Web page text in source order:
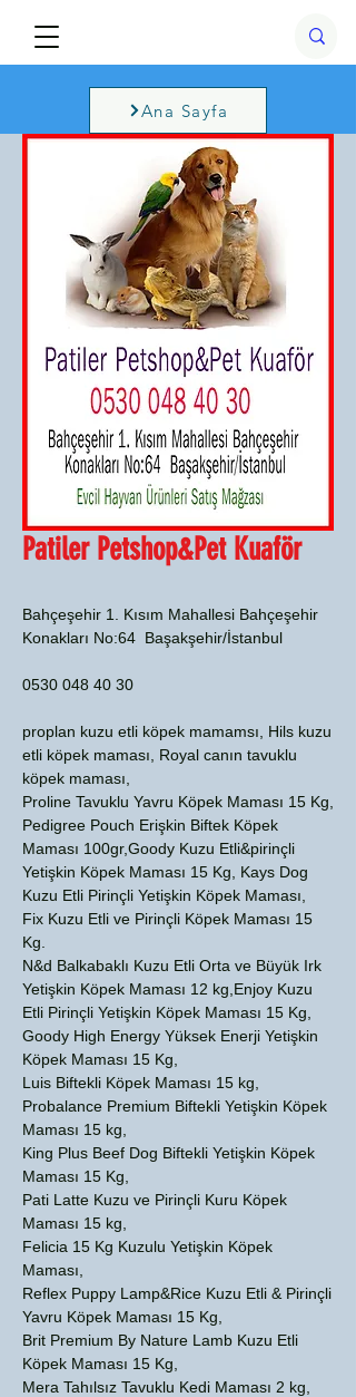
Ana Sayfa
Patiler Petshop&Pet Kuaför
Bahçeşehir 1. Kısım Mahallesi Bahçeşehir
Konakları No:64 Başakşehir/İstanbul
0530 048 40 30
proplan kuzu etli köpek mamamsı, Hils kuzu
etli köpek maması, Royal canın tavuklu
köpek maması,
Proline Tavuklu Yavru Köpek Maması 15 Kg,
Pedigree Pouch Erişkin Biftek Köpek
Maması 100gr,Goody Kuzu Etli&pirinçli
Yetişkin Köpek Maması 15 Kg, Kays Dog
Kuzu Etli Pirinçli Yetişkin Köpek Maması,
Fix Kuzu Etli ve Pirinçli Köpek Maması 15
Kg.
N&d Balkabaklı Kuzu Etli Orta ve Büyük Irk
Yetişkin Köpek Maması 12 kg,Enjoy Kuzu
Etli Pirinçli Yetişkin Köpek Maması 15 Kg,
Goody High Energy Yüksek Enerji Yetişkin
Köpek Maması 15 Kg,
Luis Biftekli Köpek Maması 15 kg,
Probalance Premium Biftekli Yetişkin Köpek
Maması 15 kg,
King Plus Beef Dog Biftekli Yetişkin Köpek
Maması 15 Kg,
Pati Latte Kuzu ve Pirinçli Kuru Köpek
Maması 15 kg,
Felicia 15 Kg Kuzulu Yetişkin Köpek
Maması,
Reflex Puppy Lamp&Rice Kuzu Etli & Pirinçli
Yavru Köpek Maması 15 Kg,
Brit Premium By Nature Lamb Kuzu Etli
Köpek Maması 15 Kg,
Mera Tahılsız Tavuklu Kedi Maması 2 kg,